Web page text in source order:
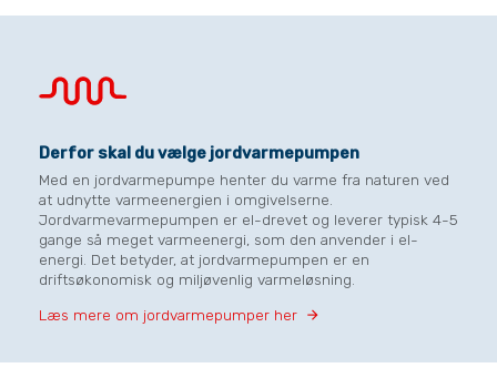
Derfor skal du vælge jordvarmepumpen
Med en jordvarmepumpe henter du varme fra naturen ved
at udnytte varmeenergien i omgivelserne.
Jordvarmevarmepumpen er el-drevet og leverer typisk 4-5
gange så meget varmeenergi, som den anvender i el-
energi. Det betyder, at jordvarmepumpen er en
driftsøkonomisk og miljøvenlig varmeløsning.
Læs mere om jordvarmepumper her